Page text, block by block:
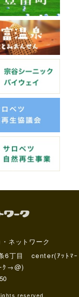
ネットワーク
6丁目 center(ｱｯﾄﾏｰ
ｸ→@)
reserved.